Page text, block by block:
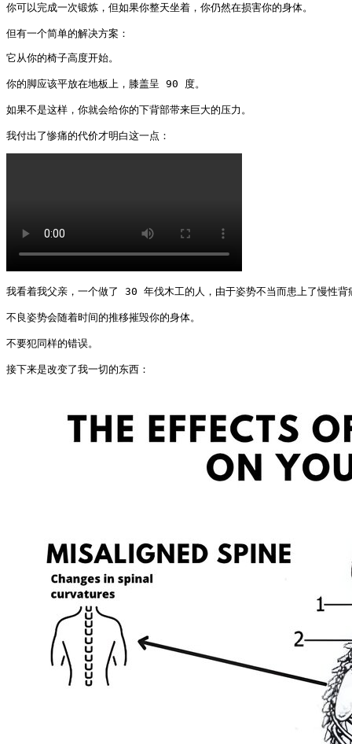
你可以完成一次锻炼，但如果你整天坐着，你仍然在损害你的身体。
但有一个简单的解决方案：
它从你的椅子高度开始。
你的脚应该平放在地板上，膝盖呈 90 度。
如果不是这样，你就会给你的下背部带来巨大的压力。
我付出了惨痛的代价才明白这一点：
我看着我父亲，一个做了 30 年伐木工的人，由于姿势不当而患上了慢性背
不良姿势会随着时间的推移摧毁你的身体。
不要犯同样的错误。
接下来是改变了我一切的东西：